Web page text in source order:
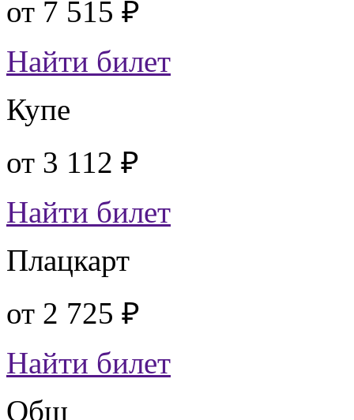
от 7 515 ₽
Найти билет
Купе
от 3 112 ₽
Найти билет
Плацкарт
от 2 725 ₽
Найти билет
Общ